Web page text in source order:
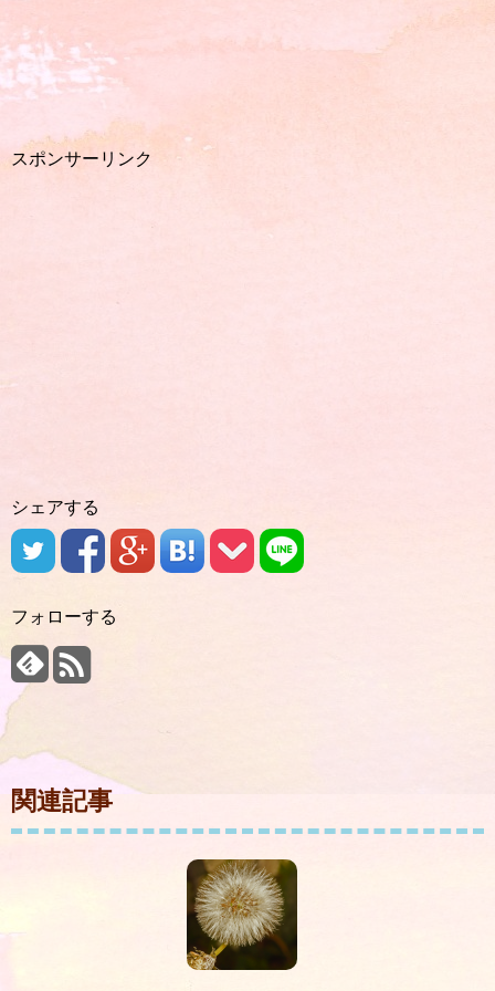
スポンサーリンク
シェアする
フォローする
関連記事